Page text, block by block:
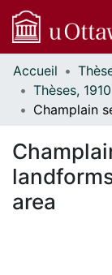
Communautés
et collections
Parcourir
À propos
Accueil
area